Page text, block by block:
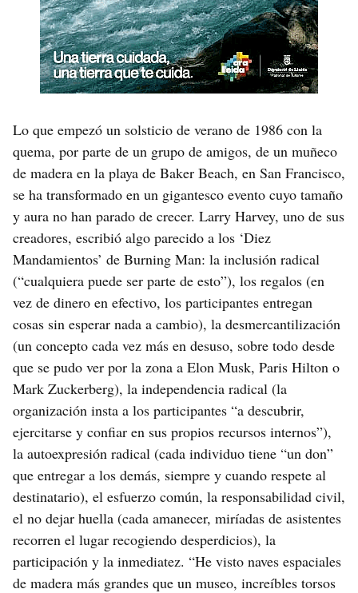
Lo que empezó un solsticio de verano de 1986 con la
quema, por parte de un grupo de amigos, de un muñeco
de madera en la playa de Baker Beach, en San Francisco,
se ha transformado en un gigantesco evento cuyo tamaño
y aura no han parado de crecer. Larry Harvey, uno de sus
creadores, escribió algo parecido a los ‘Diez
Mandamientos’ de Burning Man: la inclusión radical
(“cualquiera puede ser parte de esto”), los regalos (en
vez de dinero en efectivo, los participantes entregan
cosas sin esperar nada a cambio), la desmercantilización
(un concepto cada vez más en desuso, sobre todo desde
que se pudo ver por la zona a Elon Musk, Paris Hilton o
Mark Zuckerberg), la independencia radical (la
organización insta a los participantes “a descubrir,
ejercitarse y confiar en sus propios recursos internos”),
la autoexpresión radical (cada individuo tiene “un don”
que entregar a los demás, siempre y cuando respete al
destinatario), el esfuerzo común, la responsabilidad civil,
el no dejar huella (cada amanecer, miríadas de asistentes
recorren el lugar recogiendo desperdicios), la
participación y la inmediatez. “He visto naves espaciales
de madera más grandes que un museo, increíbles torsos